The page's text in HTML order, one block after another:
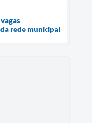
rede municipal